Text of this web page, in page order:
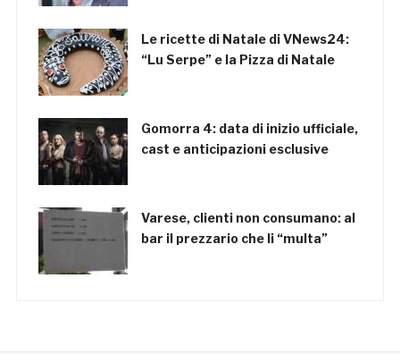
Le ricette di Natale di VNews24:
“Lu Serpe” e la Pizza di Natale
Gomorra 4: data di inizio ufficiale,
cast e anticipazioni esclusive
Varese, clienti non consumano: al
bar il prezzario che li “multa”